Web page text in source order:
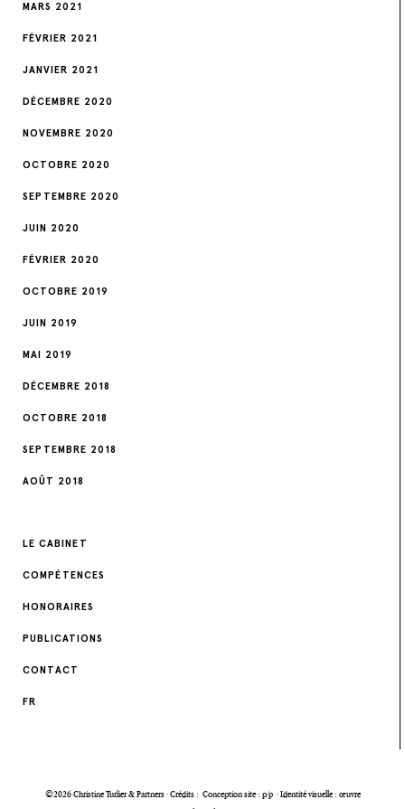
MARS 2021
FÉVRIER 2021
JANVIER 2021
DÉCEMBRE 2020
NOVEMBRE 2020
OCTOBRE 2020
SEPTEMBRE 2020
JUIN 2020
FÉVRIER 2020
OCTOBRE 2019
JUIN 2019
MAI 2019
DÉCEMBRE 2018
OCTOBRE 2018
SEPTEMBRE 2018
AOÛT 2018
LE CABINET
COMPÉTENCES
HONORAIRES
PUBLICATIONS
CONTACT
FR
©2026 Christine Turlier & Partners · Crédits : Conception site : p/p ·Identité visuelle : œuvre